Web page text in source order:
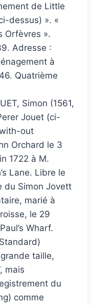
de Little
dessus) ». «
Orfèvres ».
Adresse :
à
Quatrième
Simon (1561,
Jouet (ci-
out
Orchard le 3
1722 à M.
Lane. Libre le
du Simon Jovett
marié à
le 29
Wharf.
taille,
mais
du
comme